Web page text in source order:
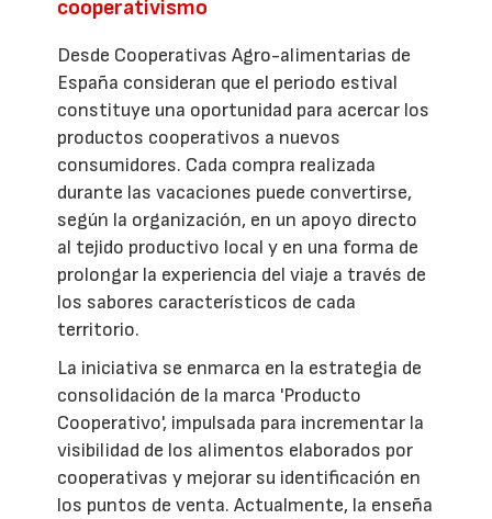
cooperativismo
Desde Cooperativas Agro-alimentarias de
España consideran que el periodo estival
constituye una oportunidad para acercar los
productos cooperativos a nuevos
consumidores. Cada compra realizada
durante las vacaciones puede convertirse,
según la organización, en un apoyo directo
al tejido productivo local y en una forma de
prolongar la experiencia del viaje a través de
los sabores característicos de cada
territorio.
La iniciativa se enmarca en la estrategia de
consolidación de la marca 'Producto
Cooperativo', impulsada para incrementar la
visibilidad de los alimentos elaborados por
cooperativas y mejorar su identificación en
los puntos de venta. Actualmente, la enseña